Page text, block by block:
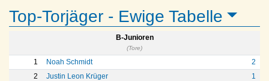
Top-Torjäger - Ewige Tabelle
B-Junioren
(Tore)
1 Noah Schmidt
2
2
Justin Leon Krüger
1